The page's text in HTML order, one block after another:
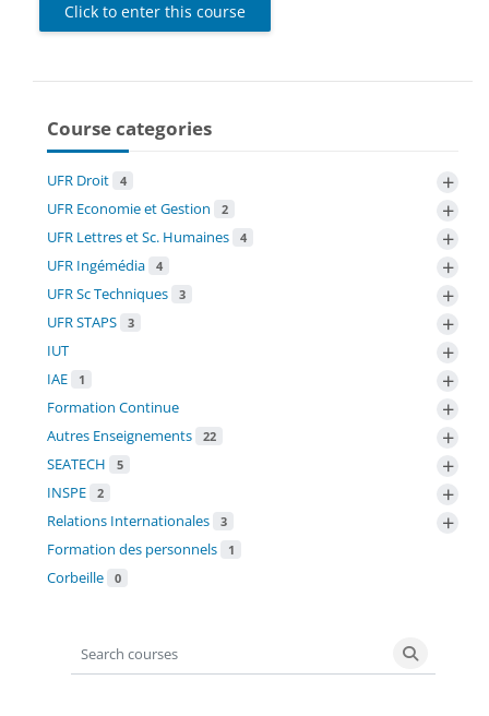
Click to enter this course
Course categories
UFR Droit 4 +
UFR Economie et Gestion 2 +
UFR Lettres et Sc. Humaines 4 +
UFR Ingémédia 4 +
UFR Sc Techniques 3 +
UFR STAPS 3 +
IUT +
IAE 1 +
Formation Continue +
Autres Enseignements 22 +
SEATECH 5 +
INSPE 2 +
Relations Internationales 3 +
Formation des personnels 1
Corbeille 0
Search courses
Search